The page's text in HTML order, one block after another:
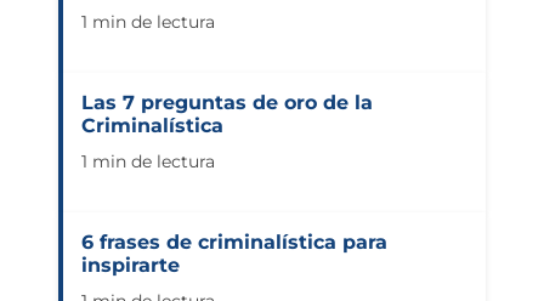
1 min de lectura
Las 7 preguntas de oro de la
Criminalística
1 min de lectura
6 frases de criminalística para
inspirarte